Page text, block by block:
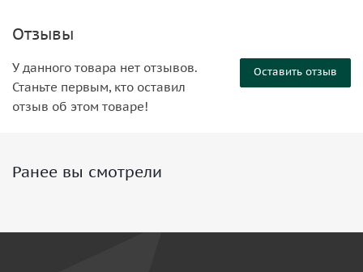
Отзывы
Оставить отзыв
У данного товара нет отзывов.
Станьте первым, кто оставил
отзыв об этом товаре!
Ранее вы смотрели